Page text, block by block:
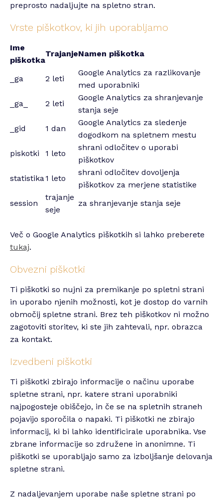
preprosto nadaljujte na spletno stran.
Vrste piškotkov, ki jih uporabljamo
Ime
piškotka
TrajanjeNamen piškotka
_ga 2 leti
Google Analytics za razlikovanje
med uporabniki
_ga_
2 leti
Google Analytics za shranjevanje
stanja seje
_gid
1 dan
Google Analytics za sledenje
dogodkom na spletnem mestu
piskotki
1 leto
shrani odločitev o uporabi
piškotkov
statistika1 leto
shrani odločitev dovoljenja
piškotkov za merjene statistike
session
trajanje
seje
za shranjevanje stanja seje
Več o Google Analytics piškotkih si lahko preberete
tukaj.
Obvezni piškotki
Ti piškotki so nujni za premikanje po spletni strani
in uporabo njenih možnosti, kot je dostop do varnih
območij spletne strani. Brez teh piškotkov ni možno
zagotoviti storitev, ki ste jih zahtevali, npr. obrazca
za kontakt.
Izvedbeni piškotki
Ti piškotki zbirajo informacije o načinu uporabe
spletne strani, npr. katere strani uporabniki
najpogosteje obiščejo, in če se na spletnih straneh
pojavijo sporočila o napaki. Ti piškotki ne zbirajo
informacij, ki bi lahko identificirale uporabnika. Vse
zbrane informacije so združene in anonimne. Ti
piškotki se uporabljajo samo za izboljšanje delovanja
spletne strani.
Z nadaljevanjem uporabe naše spletne strani po